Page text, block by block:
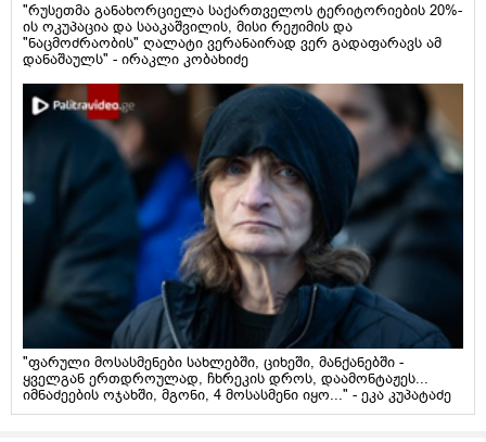
"რუსეთმა განახორციელა საქართველოს ტერიტორიების 20%-
ის ოკუპაცია და სააკაშვილის, მისი რეჟიმის და
"ნაცმოძრაობის" ღალატი ვერანაირად ვერ გადაფარავს ამ
დანაშაულს" - ირაკლი კობახიძე
"ფარული მოსასმენები სახლებში, ციხეში, მანქანებში -
ყველგან ერთდროულად, ჩხრეკის დროს, დაამონტაჟეს...
იმნაძეების ოჯახში, მგონი, 4 მოსასმენი იყო..." - ეკა კუპატაძე